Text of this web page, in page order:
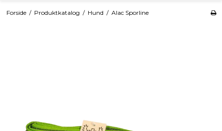
Forside / Produktkatalog / Hund / Alac Sporline